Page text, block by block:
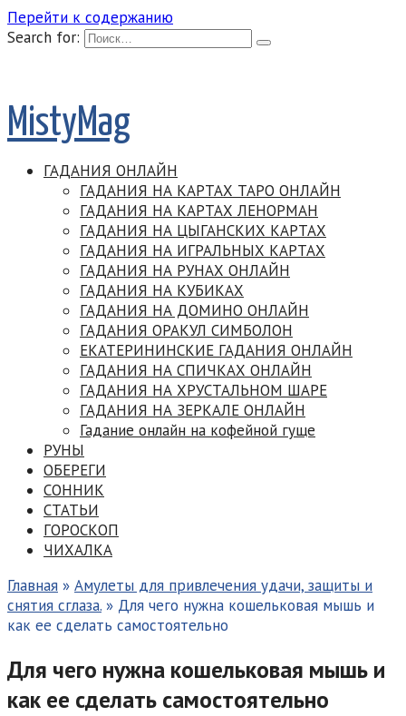
Перейти к содержанию
Search for:
MistyMag
ГАДАНИЯ ОНЛАЙН
ГАДАНИЯ НА КАРТАХ ТАРО ОНЛАЙН
ГАДАНИЯ НА КАРТАХ ЛЕНОРМАН
ГАДАНИЯ НА ЦЫГАНСКИХ КАРТАХ
ГАДАНИЯ НА ИГРАЛЬНЫХ КАРТАХ
ГАДАНИЯ НА РУНАХ ОНЛАЙН
ГАДАНИЯ НА КУБИКАХ
ГАДАНИЯ НА ДОМИНО ОНЛАЙН
ГАДАНИЯ ОРАКУЛ СИМБОЛОН
ЕКАТЕРИНИНСКИЕ ГАДАНИЯ ОНЛАЙН
ГАДАНИЯ НА СПИЧКАХ ОНЛАЙН
ГАДАНИЯ НА ХРУСТАЛЬНОМ ШАРЕ
ГАДАНИЯ НА ЗЕРКАЛЕ ОНЛАЙН
Гадание онлайн на кофейной гуще
РУНЫ
ОБЕРЕГИ
СОННИК
СТАТЬИ
ГОРОСКОП
ЧИХАЛКА
Главная » Амулеты для привлечения удачи, защиты и
снятия сглаза. » Для чего нужна кошельковая мышь и
как ее сделать самостоятельно
Для чего нужна кошельковая мышь и
как ее сделать самостоятельно